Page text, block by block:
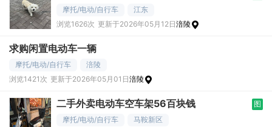
摩托/电动/自行车
江东
浏览1626次 更新于2026年05月12日涪陵
求购闲置电动车一辆
摩托/电动/自行车
涪陵
浏览1421次 更新于2026年05月01日涪陵
二手外卖电动车空车架56百块钱
图
摩托/电动/自行车
马鞍新区